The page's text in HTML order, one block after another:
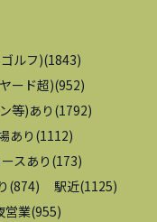
ルフ)(1843)
ード超)(952)
等)あり (1792)
あり(1112)
スあり(173)
(874) 駅近(1125)
営業(955)